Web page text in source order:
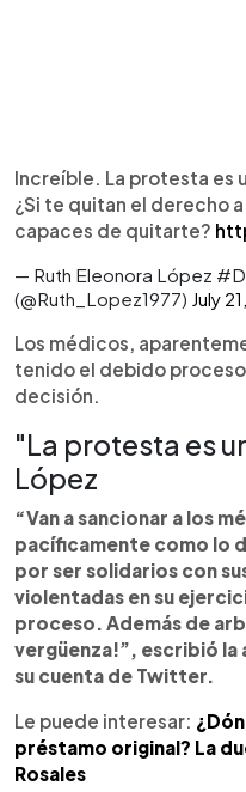
Increíble. La protesta es
¿Si te quitan el derecho
capaces de quitarte?
— Ruth Eleonora López
(@Ruth_Lopez1977) July
Los médicos,
tenido el debido
decisión.
"La protesta es
López
“Van a sancionar a los
pacíficamente como lo
por ser solidarios con
violentadas en su
proceso. Además de
vergüenza!”, escribió la
su cuenta de Twitter.
Le puede interesar:
préstamo original? La
Rosales